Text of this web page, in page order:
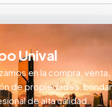
Unival
en la compra, venta,
de propiedades,
de alta calidad.